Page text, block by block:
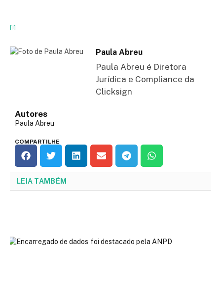
[1]
Paula Abreu
Paula Abreu é Diretora
Jurídica e Compliance da
Clicksign
Autores
Paula Abreu
COMPARTILHE
LEIA TAMBÉM